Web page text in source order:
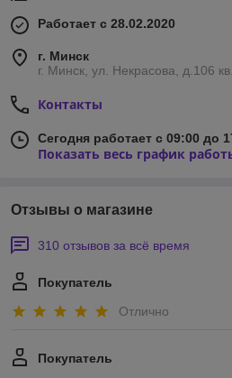
Работает с 28.02.2020
г. Минск
г. Минск, ул. Некрасова, д.106
Контакты
Сегодня работает с 09:00 до
Показать весь график
Отзывы о магазине
310 отзывов за всё время
Покупатель
Отлично
Покупатель